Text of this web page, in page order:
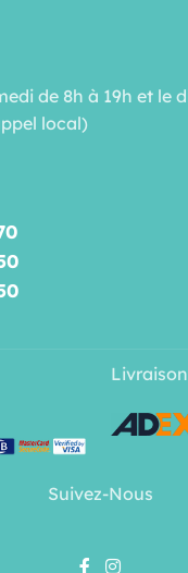
de 8h à 19h et le
local)
Suivez-Nous